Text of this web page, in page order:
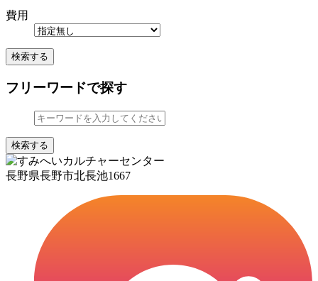
費用
検索する
フリーワードで探す
検索する
長野県長野市北長池1667